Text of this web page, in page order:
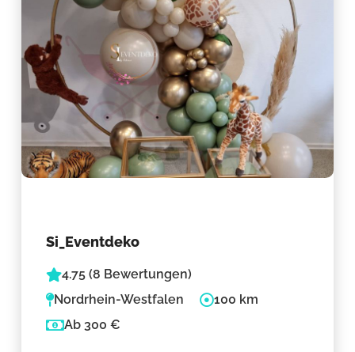
Si_Eventdeko
4.75 (8 Bewertungen)
Nordrhein-Westfalen
100 km
Ab 300 €